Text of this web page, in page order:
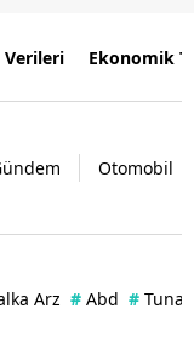
Verileri Ekonomik
Otomobil
Arz # Abd # Tuna